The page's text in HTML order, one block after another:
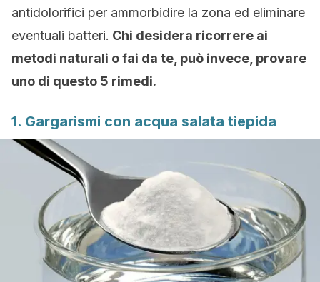
antidolorifici per ammorbidire la zona ed eliminare
eventuali batteri. Chi desidera ricorrere ai
metodi naturali o fai da te, può invece, provare
uno di questo 5 rimedi.
1. Gargarismi con acqua salata tiepida